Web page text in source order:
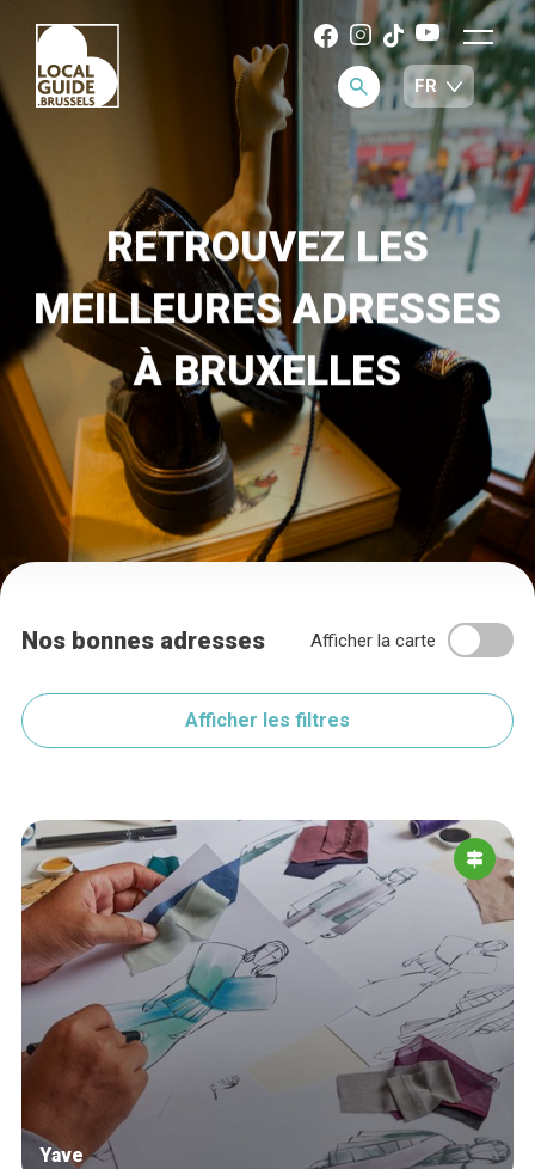
RETROUVEZ LES
MEILLEURES ADRESSES
À BRUXELLES
Nos bonnes adresses Afficher la carte
Afficher les filtres
Yave